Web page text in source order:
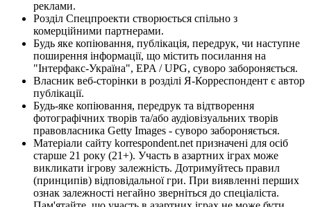
реклами.
Розділ Спецпроекти створюється спільно з
комерційними партнерами.
Будь яке копіювання, публікація, передрук, чи наступне
поширення інформації, що містить посилання на
"Інтерфакс-Україна", EPA / UPG, суворо забороняється.
Власник веб-сторінки в розділі Я-Корреспондент є автор
публікації.
Будь-яке копіювання, передрук та відтворення
фотографічних творів та/або аудіовізуальних творів
правовласника Getty Images - суворо забороняється.
Матеріали сайту korrespondent.net призначені для осіб
старше 21 року (21+). Участь в азартних іграх може
викликати ігрову залежність. Дотримуйтесь правил
(принципів) відповідальної гри. При виявленні перших
ознак залежності негайно зверніться до спеціаліста.